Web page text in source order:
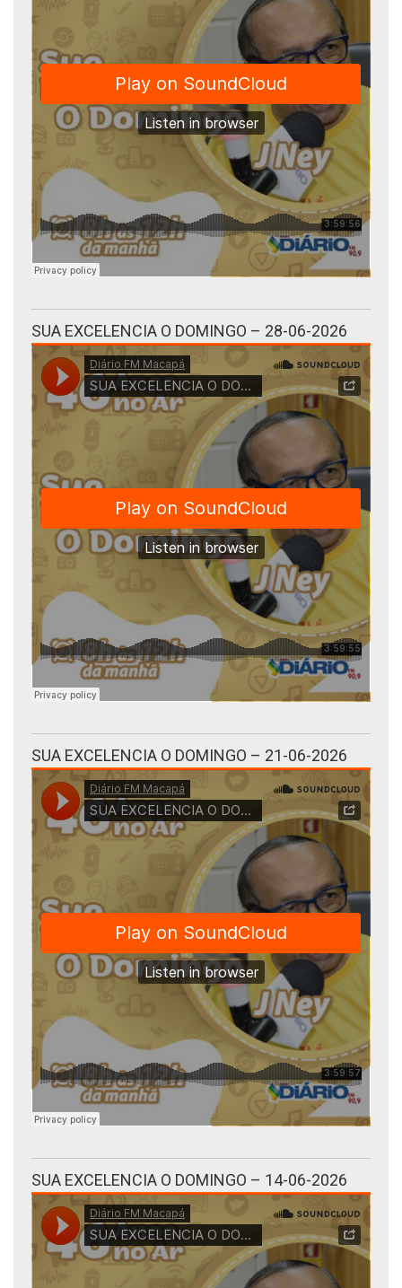
SUA EXCELENCIA O DOMINGO – 28-06-2026
SUA EXCELENCIA O DOMINGO – 21-06-2026
SUA EXCELENCIA O DOMINGO – 14-06-2026